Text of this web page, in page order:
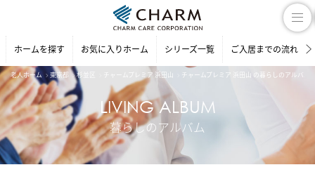
ホームを探す お気に入りホーム シリーズ一覧 ご入居までの流れ
老人ホーム 東京都 杉並区 チャームプレミア 浜田山 チャームプレミア 浜田山 の暮らしのアルバム
LIVING ALBUM
暮らしのアルバム